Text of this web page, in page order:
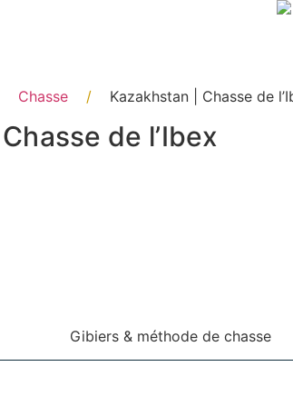
Chasse / Kazakhstan | Chasse de
de l’Ibex
Gibiers & méthode de chasse